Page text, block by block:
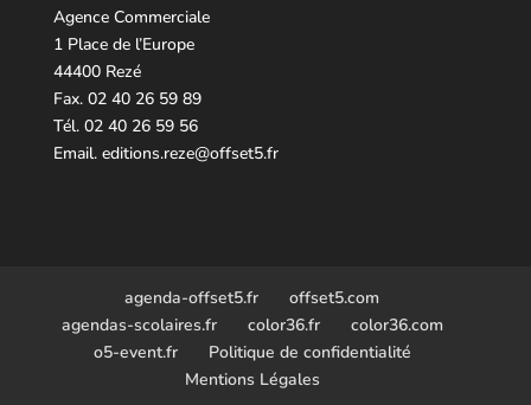
Agence Commerciale
1 Place de l’Europe
44400 Rezé
Fax. 02 40 26 59 89
Tél. 02 40 26 59 56
Email. editions.reze@offset5.fr
agenda-offset5.fr
offset5.com
agendas-scolaires.fr
color36.fr
color36.com
o5-event.fr
Politique de confidentialité
Mentions Légales